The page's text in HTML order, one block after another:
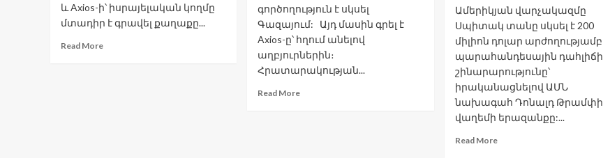
հայտարարությունը
և Axios-ի՝ իսրայելական կողմը
մտադիր է գրավել քաղաքը...
Read MoreRead
գործողություն է սկսել
Գազայում: Այդ մասին գրել է
Axios-ը՝ հղում անելով
աղբյուրներին։
Հրատարակության...
Read MoreRead
Ամերիկյան վարչակազմը
Սպիտակ տանը սկսել է 200
միլիոն դոլար արժողությամբ
պարահանդեսային դահլիճի
շինարարությունը՝
իրականացնելով ԱՄՆ
նախագահ Դոնալդ Թրամփի
վաղեմի երազանքը:...
Read MoreRead